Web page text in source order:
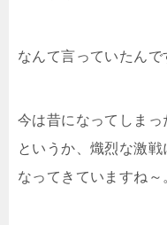
なんて言っていたんで
今は昔になってしまっ
というか、熾烈な激戦
なってきていますね～